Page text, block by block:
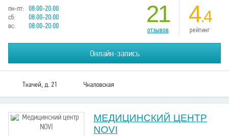
пн-пт: 08:00-20:00
сб:
08:00-20:00
вс:
08:00-20:00 21
отзывов
4.4
рейтинг
Онлайн-запись
Ткачей, д. 21 Чкаловская
МЕДИЦИНСКИЙ ЦЕНТР
NOVI